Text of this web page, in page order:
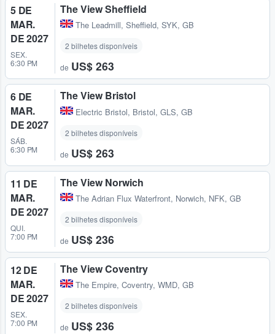
5 DE
MAR.
DE 2027
SEX.
6:30 PM
The View Sheffield
The Leadmill, Sheffield, SYK, GB
2 bilhetes disponíveis
de US$ 263
6 DE
MAR.
DE 2027
SÁB.
6:30 PM
The View Bristol
Electric Bristol, Bristol, GLS, GB
2 bilhetes disponíveis
de US$ 263
11 DE
MAR.
DE 2027
QUI.
7:00 PM
The View Norwich
The Adrian Flux Waterfront, Norwich, NFK, GB
2 bilhetes disponíveis
de US$ 236
12 DE
MAR.
DE 2027
SEX.
7:00 PM
The View Coventry
The Empire, Coventry, WMD, GB
2 bilhetes disponíveis
de US$ 236